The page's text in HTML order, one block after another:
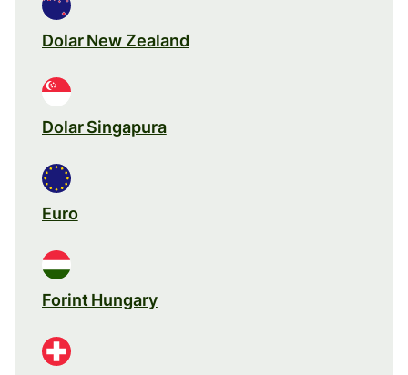
Dolar New Zealand
Dolar Singapura
Euro
Forint Hungary